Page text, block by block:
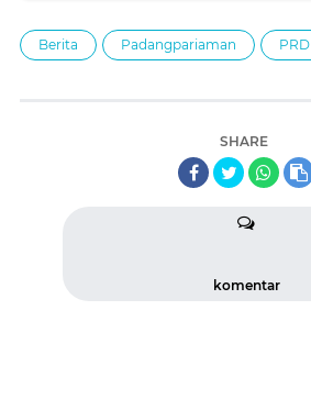
Berita Padangpariaman PRD
SHARE
komentar